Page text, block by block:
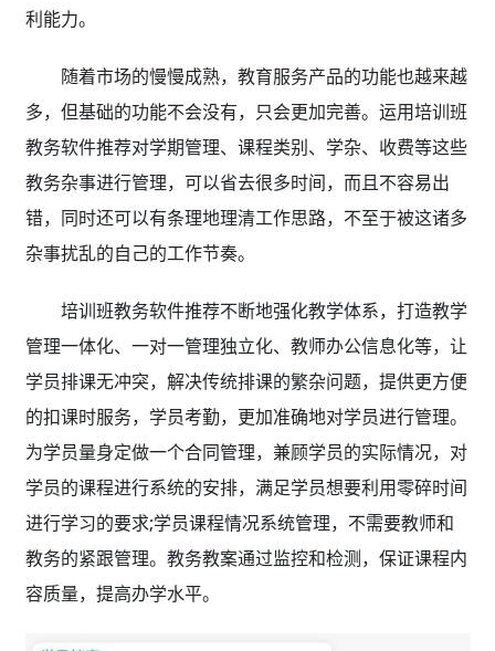
利能力。
随着市场的慢慢成熟，教育服务产品的功能也越来越
多，但基础的功能不会没有，只会更加完善。运用培训班
教务软件推荐对学期管理、课程类别、学杂、收费等这些
教务杂事进行管理，可以省去很多时间，而且不容易出
错，同时还可以有条理地理清工作思路，不至于被这诸多
杂事扰乱的自己的工作节奏。
培训班教务软件推荐不断地强化教学体系，打造教学
管理一体化、一对一管理独立化、教师办公信息化等，让
学员排课无冲突，解决传统排课的繁杂问题，提供更方便
的扣课时服务，学员考勤，更加准确地对学员进行管理。
为学员量身定做一个合同管理，兼顾学员的实际情况，对
学员的课程进行系统的安排，满足学员想要利用零碎时间
进行学习的要求;学员课程情况系统管理，不需要教师和
教务的紧跟管理。教务教案通过监控和检测，保证课程内
容质量，提高办学水平。